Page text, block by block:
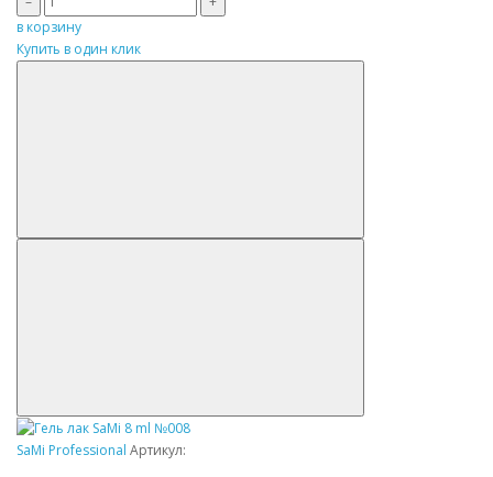
в корзину
Купить в один клик
SaMi Professional Артикул: